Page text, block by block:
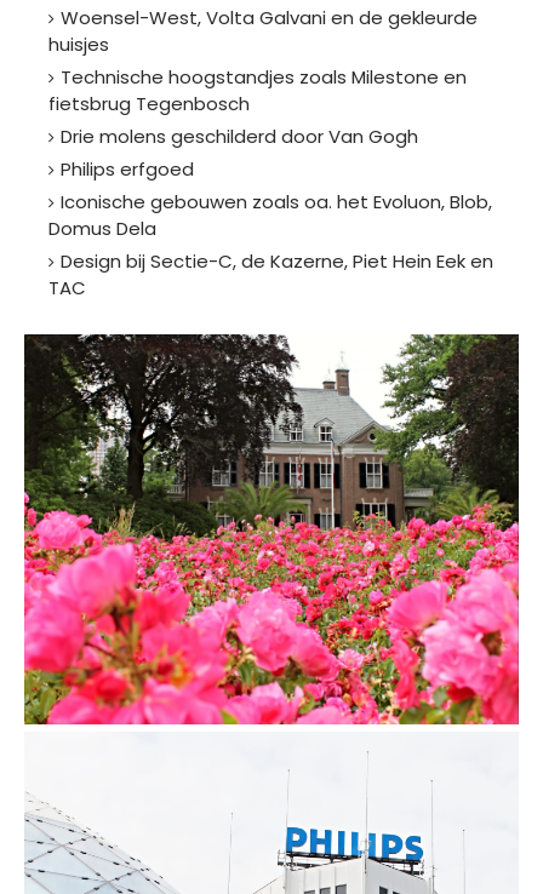
Woensel-West, Volta Galvani en de gekleurde
huisjes
Technische hoogstandjes zoals Milestone en
fietsbrug Tegenbosch
Drie molens geschilderd door Van Gogh
Philips erfgoed
Iconische gebouwen zoals oa. het Evoluon, Blob,
Domus Dela
Design bij Sectie-C, de Kazerne, Piet Hein Eek en
TAC